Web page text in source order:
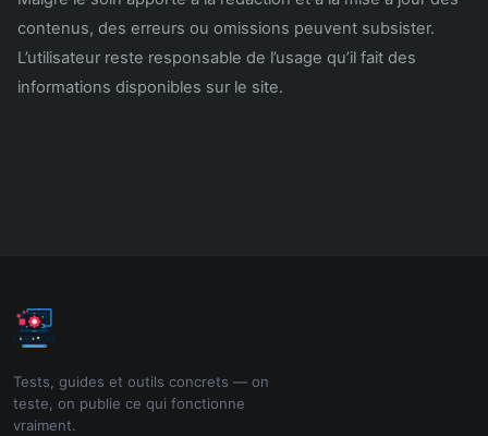
contenus, des erreurs ou omissions peuvent subsister.
L’utilisateur reste responsable de l’usage qu’il fait des
informations disponibles sur le site.
Tests, guides et outils concrets — on
teste, on publie ce qui fonctionne
vraiment.